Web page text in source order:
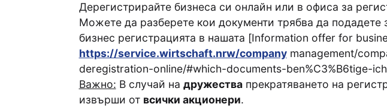
Дерегистрирайте бизнеса си онлайн или в офиса за
Можете да разберете кои документи трябва да подадете
бизнес регистрацията в нашата [Information offer for
https://service.wirtschaft.nrw/companymanagement/
deregistration-online/#which-documents-ben%C3%B6tige-
Важно: В случай на дружествапрекратяването на
извърши от всички акционери.